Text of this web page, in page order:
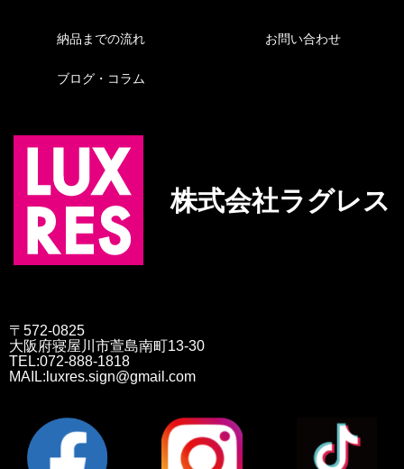
納品までの流れ
ブログ・コラム
お問い合わせ
株式会社ラグレス
〒572-0825
大阪府寝屋川市萱島南町13-30
TEL:072-888-1818
MAIL:luxres.sign@gmail.com